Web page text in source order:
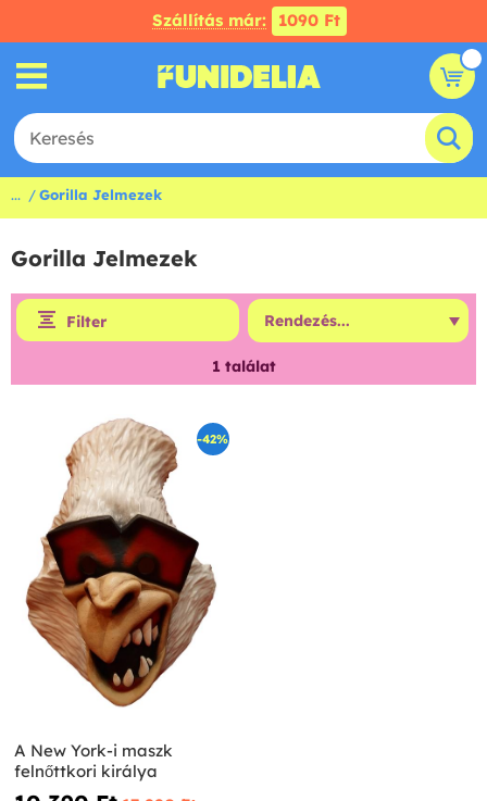
Szállítás már: 1090 Ft
... Gorilla Jelmezek
Gorilla Jelmezek
Filter
1 találat
-42%
A New York-i maszk
felnőttkori királya